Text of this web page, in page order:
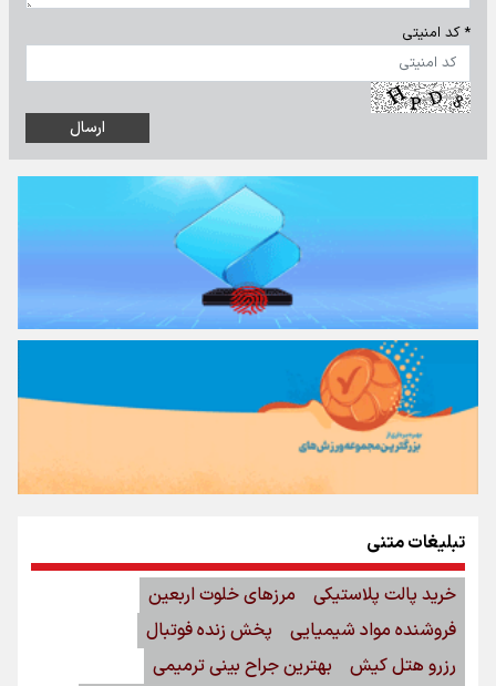
* کد امنیتی
تبلیغات متنی
خرید پالت پلاستیکی
مرزهای خلوت اربعین
فروشنده مواد شیمیایی
پخش زنده فوتبال
رزرو هتل کیش
بهترین جراح بینی ترمیمی